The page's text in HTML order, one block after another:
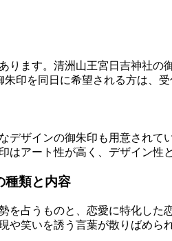
ります。清洲山王宮日吉神社
印を同日に希望される方は、受
デザインの御朱印も用意され
はアート性が高く、デザイン性
種類と内容
を占うものと、恋愛に特化した
や笑いを誘う言葉が散りばめら